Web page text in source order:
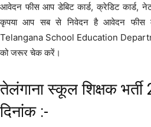
आवेदन फीस आप डेबिट कार्ड, क्रेडिट कार्ड,
कृपया आप सब से निवेदन है आवेदन फीस
Telangana School Education
को जरूर चेक करें।
तेलंगाना स्कूल शिक्षक
दिनांक :-